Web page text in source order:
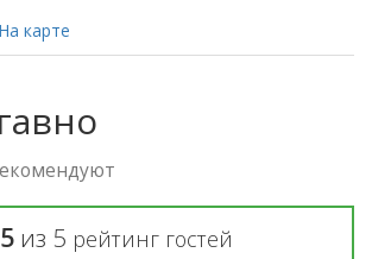
На карте
из 5 рейтинг гостей